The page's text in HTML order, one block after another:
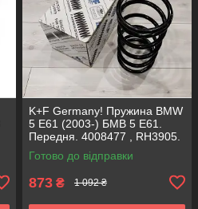
K+F Germany! Пружина BMW
5 E61 (2003-) БМВ 5 Е61.
Передня. 4008477 , RH3905.
К+Ф Німеччина
Готово до відправки
873 ₴ 1 092 ₴